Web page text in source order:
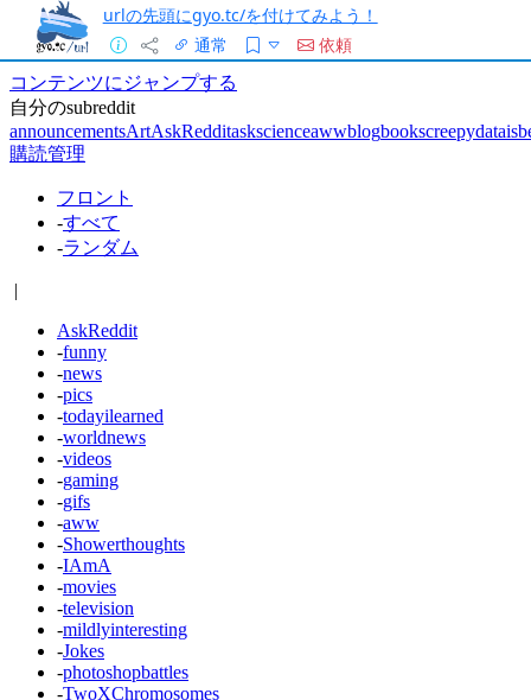
urlの先頭にgyo.tc/を付けてみよう！
通常
依頼